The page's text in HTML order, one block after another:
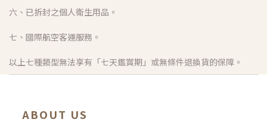
六、已拆封之個人衛生用品。
七、國際航空客運服務。
以上七種類型無法享有「七天鑑賞期」或無條件退換貨的保障。
ABOUT US